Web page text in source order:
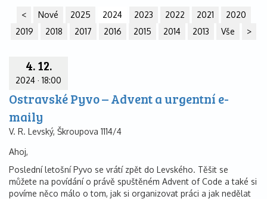
< Nové 2025 2024 2023 2022 2021
2020
2019
2018 2017 2016 2015 2014 2013 Vše >
4. 12.
2024 ·18:00
Ostravské Pyvo – Advent a urgentní e-
maily
V. R. Levský, Škroupova 1114/4
Ahoj,
Poslední letošní Pyvo se vrátí zpět do Levského. Těšit se
můžete na povídání o právě spuštěném Advent of Code a také si
povíme něco málo o tom, jak si organizovat práci a jak nedělat